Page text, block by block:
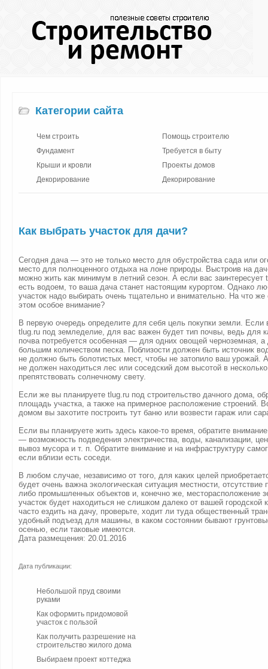
Категории сайта
Чем строить
Фундамент
Крыши и кровли
Декорирование
Помощь строителю
Требуется в быту
Проекты домов
Декорирование
Как выбрать участок для дачи?
Сегодня дача — это не только место для обустройства сада или
место для полноценного отдыха на лоне природы. Выстроив на
можно жить как минимум в летний сезон. А если вас заинтересует
есть водоем, то ваша дача станет настоящим курортом. Однако
участок надо выбирать очень тщательно и внимательно. На что же
этом особое внимание?
В первую очередь определите для себя цель покупки земли. Если
tlug.ru под земледелие, для вас важен будет тип почвы, ведь для
почва потребуется особенная — для одних овощей черноземная,
большим количеством песка. Поблизости должен быть источник
не должно быть болотистых мест, чтобы не затопило ваш урожай.
не должен находиться лес или соседский дом высотой в
препятствовать солнечному свету.
Если же вы планируете tlug.ru под строительство дачного дома,
площадь участка, а также на примерное расположение строений.
домом вы захотите построить тут баню или возвести гараж или
Если вы планируете жить здесь какое-то время, обратите
— возможность подведения электричества, воды, канализации,
вывоз мусора и т. п. Обратите внимание и на инфраструктуру
если вблизи есть соседи.
В любом случае, независимо от того, для каких целей
будет очень важна экологическая ситуация местности, отсутствие
либо промышленных объектов и, конечно же, месторасположение
участок будет находиться не слишком далеко от вашей городской
часто ездить на дачу, проверьте, ходит ли туда общественный
удобный подъезд для машины, в каком состоянии бывают
осенью, если таковые имеются.
Дата размещения: 20.01.2016
Дата публикации:
Небольшой пруд своими
руками
Как оформить придомовой
участок с пользой
Как получить разрешение на
строительство жилого дома
Выбираем проект коттеджа